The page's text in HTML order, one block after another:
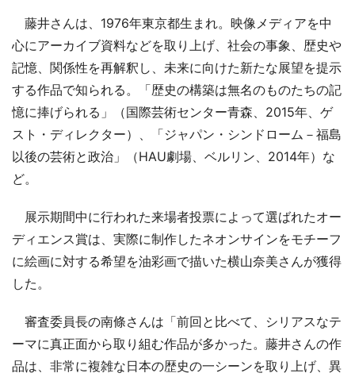
藤井さんは、1976年東京都生まれ。映像メディアを中
心にアーカイブ資料などを取り上げ、社会の事象、歴史や
記憶、関係性を再解釈し、未来に向けた新たな展望を提示
する作品で知られる。「歴史の構築は無名のものたちの記
憶に捧げられる」（国際芸術センター青森、2015年、ゲ
スト・ディレクター）、「ジャパン・シンドローム－福島
以後の芸術と政治」（HAU劇場、ベルリン、2014年）な
ど。
展示期間中に行われた来場者投票によって選ばれたオー
ディエンス賞は、実際に制作したネオンサインをモチーフ
に絵画に対する希望を油彩画で描いた横山奈美さんが獲得
した。
審査委員長の南條さんは「前回と比べて、シリアスなテ
ーマに真正面から取り組む作品が多かった。藤井さんの作
品は、非常に複雑な日本の歴史の一シーンを取り上げ、異